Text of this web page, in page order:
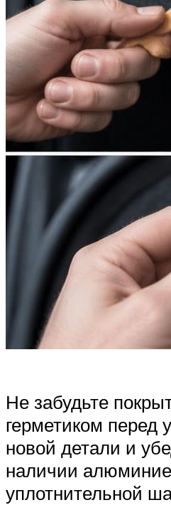
Не забудьте
герметиком перед
новой детали и
наличии
уплотнительной